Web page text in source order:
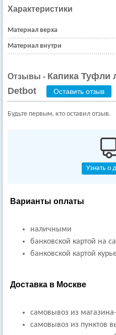
Характеристики
Материал верха
Материал внутри
Отзывы - Капика Туфли
Detbot
Оставить отзыв
Будьте первым, кто оставил отзыв.
Узнать о
Варианты оплаты
наличными
банковской картой на
банковской картой
Доставка в Москве
самовывоз из
самовывоз из пунктов